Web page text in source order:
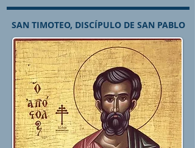
SAN TIMOTEO, DISCÍPULO DE SAN PABLO